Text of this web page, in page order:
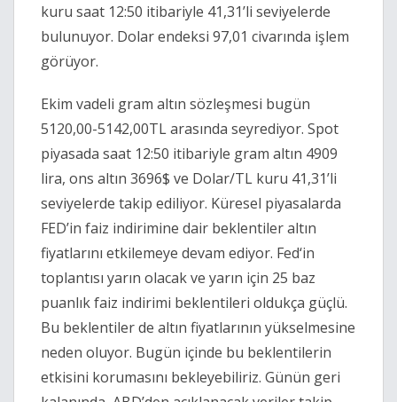
kuru saat 12:50 itibariyle 41,31’li seviyelerde
bulunuyor. Dolar endeksi 97,01 civarında işlem
görüyor.
Ekim vadeli gram altın sözleşmesi bugün
5120,00-5142,00TL arasında seyrediyor. Spot
piyasada saat 12:50 itibariyle gram altın 4909
lira, ons altın 3696$ ve Dolar/TL kuru 41,31’li
seviyelerde takip ediliyor. Küresel piyasalarda
FED’in faiz indirimine dair beklentiler altın
fiyatlarını etkilemeye devam ediyor. Fed‘in
toplantısı yarın olacak ve yarın için 25 baz
puanlık faiz indirimi beklentileri oldukça güçlü.
Bu beklentiler de altın fiyatlarının yükselmesine
neden oluyor. Bugün içinde bu beklentilerin
etkisini korumasını bekleyebiliriz. Günün geri